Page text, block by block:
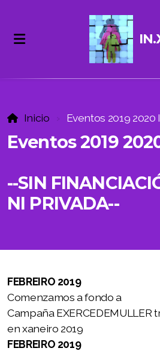
Inicio Eventos 2019 2020
Eventos 2019
--SIN
NI PRIVADA--
FEBREIRO 2019
Comenzamos a fondo a
Campaña EXERCEDEMULLER
en xaneiro 2019
FEBREIRO 2019
Equipo Editorial
Contacto
NÚMEROS PUBLICADOS
Nº 1 HARMONÍAS
Nº 2 HARMONÍAS